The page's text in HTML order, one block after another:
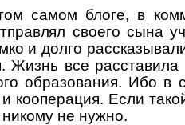
самом блоге, в
своего сына
и долго
Жизнь все
образования. Ибо
кооперация. Если
не нужно.